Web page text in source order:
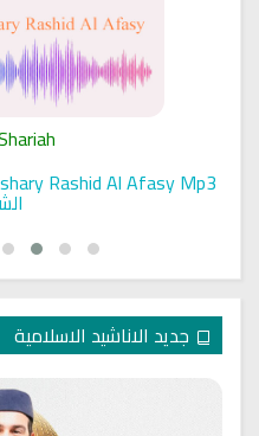
جديد الاناشيد الاسلامية